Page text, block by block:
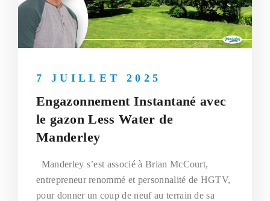
Engazonnement Instantané avec
le gazon Less Water de
Manderley
7 JUILLET 2025
Manderley s’est associé à Brian McCourt,
entrepreneur renommé et personnalité de HGTV,
pour donner un coup de neuf au terrain de sa